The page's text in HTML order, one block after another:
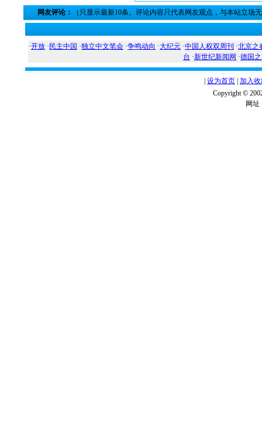
网友评论： （只显示最新10条。评论内容只代表网友观点，与本站立场
·开放 · 民主中国 ·独立中文笔会 ·争鸣动向 ·大纪元 ·中国人权双周刊 ·北京之
台 ·新世纪新闻网 ·德国
设为首页 加入
Copyright ©
网址